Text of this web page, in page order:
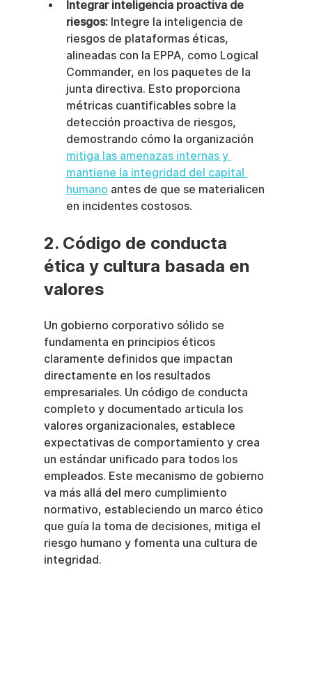
Integrar inteligencia proactiva de
riesgos: Integre la inteligencia de
riesgos de plataformas éticas,
alineadas con la EPPA, como Logical
Commander, en los paquetes de la
junta directiva. Esto proporciona
métricas cuantificables sobre la
detección proactiva de riesgos,
demostrando cómo la organización
mitiga las amenazas internas y
mantiene la integridad del capital
humano antes de que se materialicen
en incidentes costosos.
2. Código de conducta
ética y cultura basada en
valores
Un gobierno corporativo sólido se
fundamenta en principios éticos
claramente definidos que impactan
directamente en los resultados
empresariales. Un código de conducta
completo y documentado articula los
valores organizacionales, establece
expectativas de comportamiento y crea
un estándar unificado para todos los
empleados. Este mecanismo de gobierno
va más allá del mero cumplimiento
normativo, estableciendo un marco ético
que guía la toma de decisiones, mitiga el
riesgo humano y fomenta una cultura de
integridad.